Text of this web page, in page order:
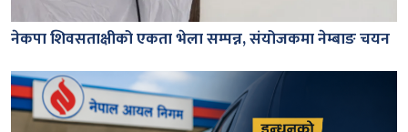
नेकपा शिवसताक्षीको एकता भेला सम्पन्न, संयोजकमा नेम्बाङ चयन